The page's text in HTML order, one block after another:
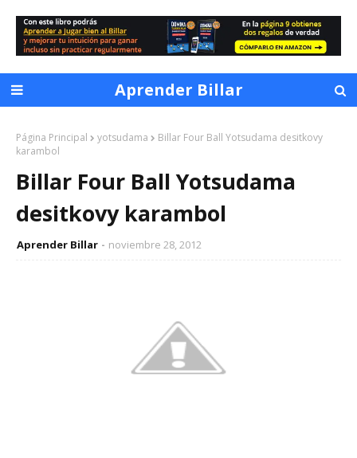
Aprender Billar
Página Principal yotsudama
Billar Four Ball Yotsudama desitkovy
karambol
Billar Four Ball Yotsudama
desitkovy karambol
Aprender Billar noviembre 28, 2012